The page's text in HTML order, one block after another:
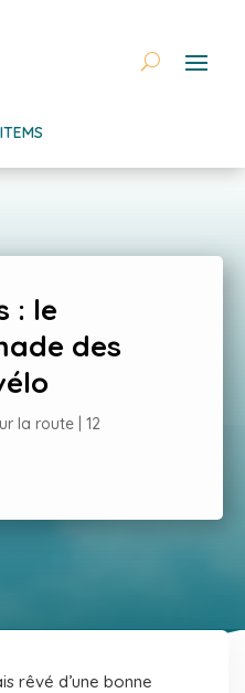
: le
des
la route
12
rêvé d’une bonne